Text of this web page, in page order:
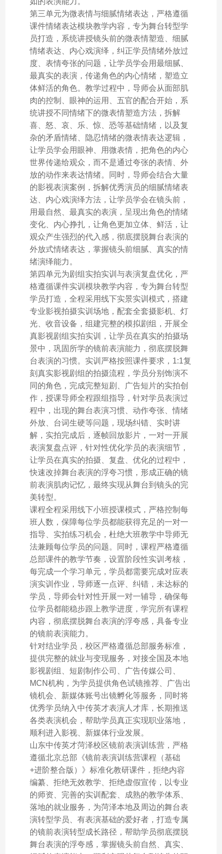
第三单元为微表情与细腻情绪表达，严格遵循
课件情绪表达模块教学内容，专为舞台转型学
员打造，系统讲授镜头前的微表情塑造、细腻
情绪表达、内心戏演绎，纠正学员情绪外放过
度、表情夸张的问题，让学员学会用最细腻、
最真实的表演，传递角色的内心情绪，塑造立
体鲜活的角色。教学过程中，导师会从面部肌
肉的控制、眼神的运用、五官的配合开始，系
统讲授不同情绪下的微表情塑造方法，拆解
喜、怒、哀、乐、惊、恐等基础情绪，以及复
杂的矛盾情绪、隐忍情绪的微表情表达逻辑，
让学员学会用眼神、用微表情，把角色的内心
世界传递给观众，而不是通过夸张的表情、外
放的动作来表达情绪。同时，导师会结合大量
的影视表演案例，拆解优秀演员的细腻情绪表
达、内心戏演绎方法，让学员学会在镜头前，
用最自然、最真实的表演，呈现出角色的情绪
变化、内心挣扎，让角色更加立体、鲜活，让
观众产生强烈的代入感，彻底摆脱舞台表演的
外放式情绪表达，掌握镜头前细腻、真实的情
绪演绎能力。
第四单元为剧组实拍实训与表演复盘优化，严
格遵循课件实训模块教学内容，专为舞台转型
学员打造，全程采用线下实景实训模式，搭建
专业影视拍摄实训场地，配套全套摄影机、灯
光、收音设备，组建完整的模拟剧组，开展全
真影视剧组实拍实训，让学员在真实的拍摄场
景中，巩固所学的镜前表演能力，彻底摆脱舞
台表演的习惯。实训严格按照课件要求，1:1复
刻真实影视剧组的拍摄流程，学员分别饰演不
同的角色，完成完整短剧、广告短片的实拍创
作，授课导师全程跟组指导，针对学员表演过
程中，出现的舞台表演习惯、动作夸张、情绪
外放、台词生硬等问题，现场纠错、实时讲
解，实拍完成后，逐帧回放影片，一对一开展
表演复盘点评，针对性优化学员的表演细节，
让学员在真实的拍摄、复盘、优化的过程中，
快速改掉舞台表演的浮夸习惯，形成正确的镜
前表演肌肉记忆，最终实现从舞台到镜头的完
美转型。
课程全程采用线下小班授课模式，严格控制每
班人数，保障每位学员都能获得充足的一对一
指导、实拍练习机会，杜绝大班教学中导师无
法兼顾每位学员的问题。同时，课程严格遵循
总部课件的教学节奏，设置阶段性实训考核，
每完成一个学习单元，学员都需要完成对应表
演实训作业，导师逐一点评、纠错，未达标的
学员，导师会针对性开展一对一辅导，确保每
位学员都能稳步跟上教学进度，学完所有课程
内容，彻底摆脱舞台表演的浮夸感，具备专业
的镜前表演能力。
针对结业学员，校区严格遵循总部服务标准，
提供完整的就业与变现服务，对接全国及本地
影视剧组、短剧制作公司、广告传媒公司、
MCN机构，为学员提供角色试镜推荐、广告出
镜机会、新媒体账号出镜孵化等服务，同时将
优秀学员纳入中传英才表演人才库，长期推送
各类表演机会，帮助学员真正实现职业落地，
顺利进入影视、新媒体行业发展。
山东中传英才菏泽校区镜前表演训练营，严格
遵循北京总部《镜前表演训练营课程（基础
+进阶整合版）》标准化教研课件，拒绝内容
编纂、拒绝无效教学、拒绝虚假宣传，以专业
的师资、完善的实训配套、成熟的教学体系、
落地的就业服务，为菏泽本地及周边的舞台表
演转型学员、有表演基础的爱好者，打造专属
的镜前表演转型成长路径，帮助学员彻底摆脱
舞台表演的浮夸感，掌握镜头前自然、真实、